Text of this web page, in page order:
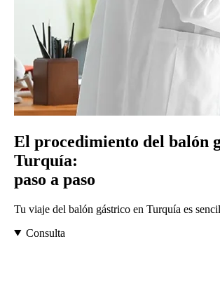
El procedimiento del balón
Turquía:
paso a paso
Tu viaje del balón gástrico en Turquía es
Consulta